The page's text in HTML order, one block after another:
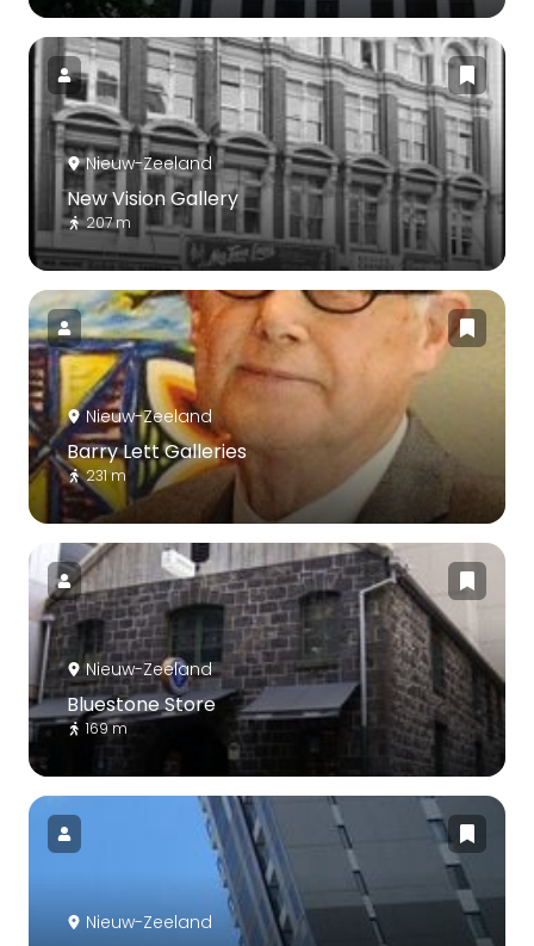
Nieuw-Zeeland
New Vision Gallery
207 m
Nieuw-Zeeland
Barry Lett Galleries
231 m
Nieuw-Zeeland
Bluestone Store
169 m
Nieuw-Zeeland